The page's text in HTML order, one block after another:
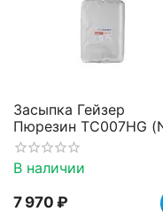
Засыпка Гейзер
Пюрезин TC007HG
В наличии
7 970 ₽